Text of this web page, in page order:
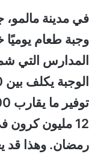
وجبة طعام
المدارس التي
12 مليون
رمضان. وهذا قد